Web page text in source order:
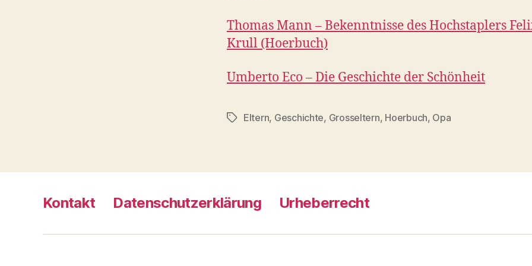
Thomas Mann – Bekenntnisse des Hochstaplers
Krull (Hoerbuch)
Umberto Eco – Die Geschichte der Schönheit
Schlagwörter
Eltern, Geschichte, Grosseltern, Hoerbuch, Opa
Kontakt Datenschutzerklärung Urheberrecht